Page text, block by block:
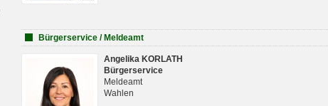
Bürgerservice / Meldeamt
Angelika KORLATH
Bürgerservice
Meldeamt
Wahlen